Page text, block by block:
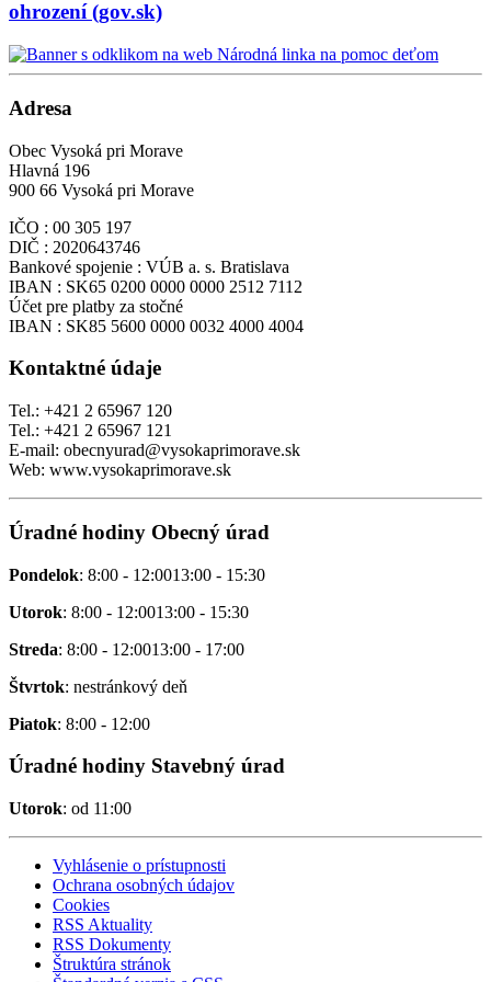
ohrození (gov.sk)
Adresa
Obec Vysoká pri Morave
Hlavná 196
900 66 Vysoká pri Morave
IČO : 00 305 197
DIČ : 2020643746
Bankové spojenie : VÚB a. s. Bratislava
IBAN : SK65 0200 0000 0000 2512 7112
Účet pre platby za stočné
IBAN : SK85 5600 0000 0032 4000 4004
Kontaktné údaje
Tel.: +421 2 65967 120
Tel.: +421 2 65967 121
E-mail: obecnyurad@vysokaprimorave.sk
Web: www.vysokaprimorave.sk
Úradné hodiny Obecný úrad
Pondelok: 8:00 - 12:0013:00 - 15:30
Utorok: 8:00 - 12:0013:00 - 15:30
Streda: 8:00 - 12:0013:00 - 17:00
Štvrtok: nestránkový deň
Piatok: 8:00 - 12:00
Úradné hodiny Stavebný úrad
Utorok: od 11:00
Vyhlásenie o prístupnosti
Ochrana osobných údajov
Cookies
RSS Aktuality
RSS Dokumenty
Štruktúra stránok